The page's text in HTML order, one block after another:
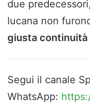
due
lucana non
giusta continuità
Segui il canale
WhatsApp: